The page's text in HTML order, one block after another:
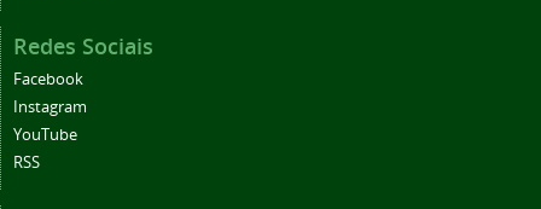
Redes Sociais
Facebook
Instagram
YouTube
RSS